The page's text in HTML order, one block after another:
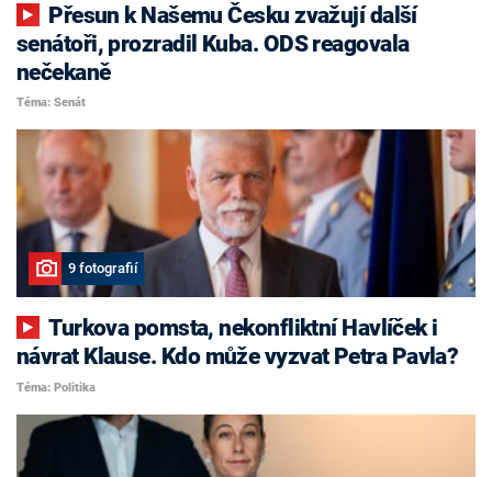
senátoři, prozradil Kuba. ODS reagovala
nečekaně
Téma: Senát
9 fotografií
Turkova pomsta, nekonfliktní Havlíček i
návrat Klause. Kdo může vyzvat Petra Pavla?
Téma: Politika